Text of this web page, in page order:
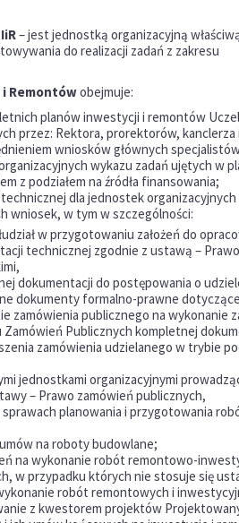
– jest jednostką organizacyjną
do realizacji zadań z zakresu
i Remontówobejmuje:
planów inwestycji i remontów
przez: Rektora, prorektorów,
wniosków głównych
wykazu zadań ujętych w
z podziałem na źródła finansowania;
dla jednostek
wniosek, w tym w szczególności:
w przygotowaniu założeń do
technicznej zgodnie z ustawą –
dokumentacji do postępowania o
dokumenty formalno-prawne
zamówienia publicznego na wykonanie
Zamówień Publicznych kompletnej
zamówienia udzielanego w trybie
jednostkami organizacyjnymi
– Prawo zamówień publicznych,
planowania i przygotowania
na roboty budowlane;
na wykonanie robót remontowo-
w przypadku których nie stosuje się
robót remontowych i
z kwestorem projektów